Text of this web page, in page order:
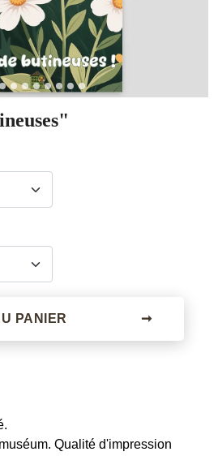
PANIER ➞
Qualité d'impression